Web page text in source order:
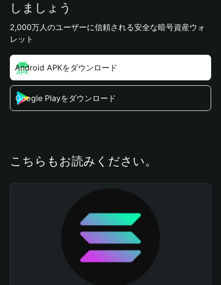
しましょう
2,000万人のユーザーに信頼される安全な暗号資産ウォ
レット
Android APKをダウンロード
Google Playをダウンロード
こちらもお読みください。